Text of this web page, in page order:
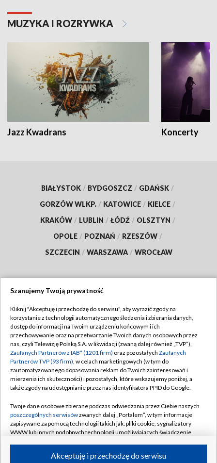
MUZYKA I ROZRYWKA
Jazz Kwadrans Koncerty
BIAŁYSTOK / BYDGOSZCZ / GDAŃSK /
GORZÓW WLKP. / KATOWICE / KIELCE /
KRAKÓW / LUBLIN / ŁÓDŹ / OLSZTYN /
OPOLE / POZNAŃ / RZESZÓW /
SZCZECIN / WARSZAWA / WROCŁAW
TVP
Abonament TVP
Emisja w TVP
Centrum informacji TVP
Naziemna Telewizja Cyfrowa
Rada Programowa
System NOS
Informacje o nadawcy
Program dla prasy
Regulamin TVP
Polityka prywatności
Moje zgody
Pomoc
Kontakt
Kanały
Szanujemy Twoją prywatność
Kliknij "Akceptuję i przechodzę do serwisu", aby wyrazić zgody na
korzystanie z technologii automatycznego śledzenia i zbierania danych,
dostęp do informacji na Twoim urządzeniu końcowym i ich
przechowywanie oraz na przetwarzanie Twoich danych osobowych przez
nas, czyli Telewizję Polską S.A. w likwidacji (zwaną dalej również „TVP”),
Zaufanych Partnerów z IAB* (1201 firm) oraz pozostałych Zaufanych
Partnerów TVP (93 firm), w celach marketingowych (w tym do
zautomatyzowanego dopasowania reklam do Twoich zainteresowań i
mierzenia ich skuteczności) i pozostałych, które wskazujemy poniżej, a
także zgody na udostępnianie przez nas identyfikatora PPID do Google.
Twoje dane osobowe zbierane podczas odwiedzania przez Ciebie naszych
poszczególnych serwisówzwanych dalej „Portalem”, w tym informacje
zapisywane za pomocą technologii takich jak: pliki cookie, sygnalizatory
WWW lub innych podobnych technologii umożliwiających świadczenie
ruchu w Internecie.Akceptuję i przechodzę do serwisu